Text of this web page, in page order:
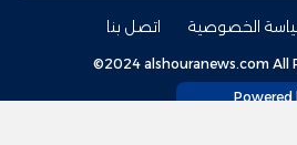
الخصوصية اتصل بنا
©2024 alshouranews.com All
Powered